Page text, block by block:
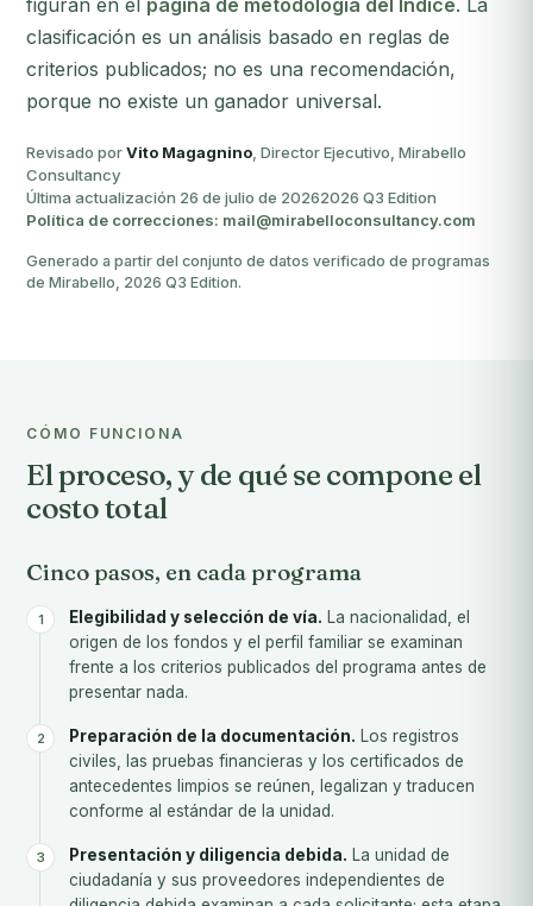
figuran en el página de metodología del Índice. La
clasificación es un análisis basado en reglas de
criterios publicados; no es una recomendación,
porque no existe un ganador universal.
Revisado porVito Magagnino , Director Ejecutivo, Mirabello
Consultancy
Última actualización 26 de julio de 20262026 Q3 Edition
Política de correcciones: mail@mirabelloconsultancy.com
Generado a partir del conjunto de datos verificado de programas
de Mirabello, 2026 Q3 Edition.
CÓMO FUNCIONA
El proceso, y de qué se compone el
costo total
Cinco pasos, en cada programa
Elegibilidad y selección de vía. La nacionalidad, el
origen de los fondos y el perfil familiar se examinan
frente a los criterios publicados del programa antes de
presentar nada.
Preparación de la documentación. Los registros
civiles, las pruebas financieras y los certificados de
antecedentes limpios se reúnen, legalizan y traducen
conforme al estándar de la unidad.
Presentación y diligencia debida. La unidad de
ciudadanía y sus proveedores independientes de